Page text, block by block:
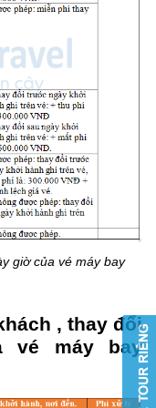
giờ của vé máy bay
, thay đổi
vé máy bay